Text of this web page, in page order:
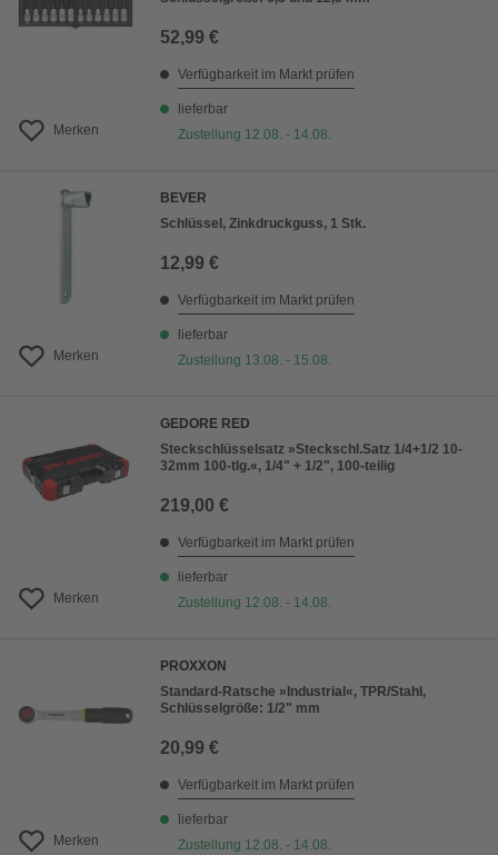
Merken
52,99 €
Verfügbarkeit im Markt prüfen
lieferbar
Zustellung 12.08. - 14.08.
Merken
BEVER
Schlüssel, Zinkdruckguss, 1 Stk.
12,99 €
Verfügbarkeit im Markt prüfen
lieferbar
Zustellung 13.08. - 15.08.
Merken
GEDORE RED
Steckschlüsselsatz »Steckschl.Satz 1/4+1/2 10-
32mm 100-tlg.«, 1/4" + 1/2", 100-teilig
219,00 €
Verfügbarkeit im Markt prüfen
lieferbar
Zustellung 12.08. - 14.08.
Merken
PROXXON
Standard-Ratsche »Industrial«, TPR/Stahl,
Schlüsselgröße: 1/2" mm
20,99 €
Verfügbarkeit im Markt prüfen
lieferbar
Zustellung 12.08. - 14.08.